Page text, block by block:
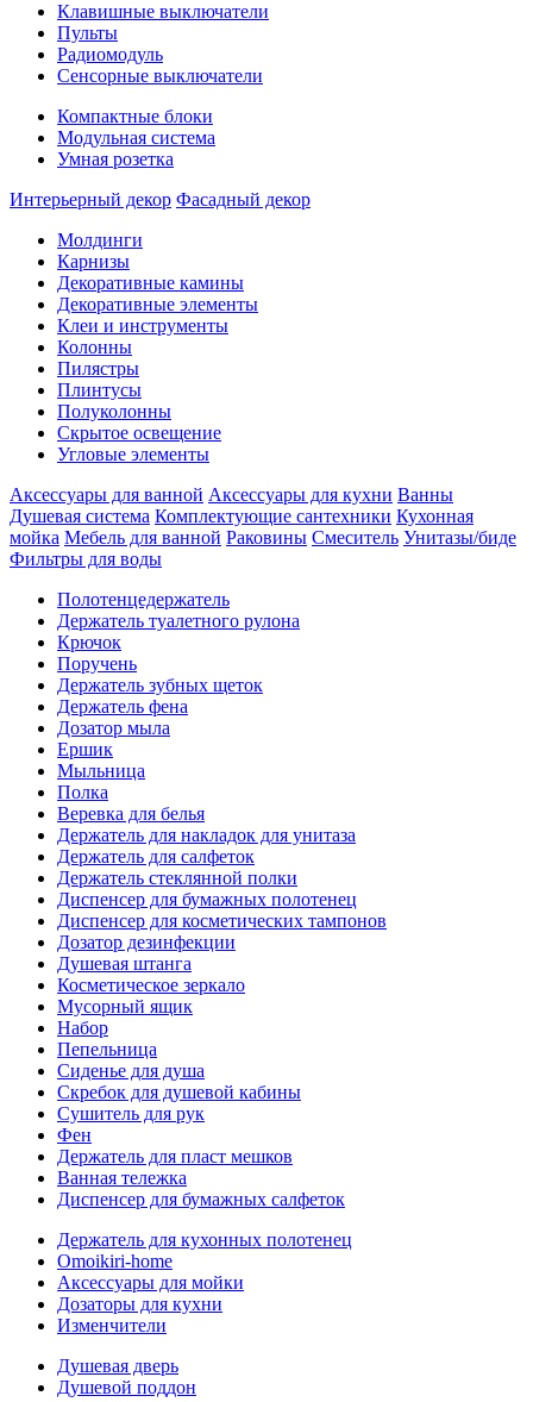
Клавишные выключатели
Пульты
Радиомодуль
Сенсорные выключатели
Компактные блоки
Модульная система
Умная розетка
Интерьерный декор Фасадный декор
Молдинги
Карнизы
Декоративные камины
Декоративные элементы
Клеи и инструменты
Колонны
Пилястры
Плинтусы
Полуколонны
Скрытое освещение
Угловые элементы
Аксессуары для ванной Аксессуары для кухни Ванны
Душевая система Комплектующие сантехники Кухонная
мойка Мебель для ванной Раковины Смеситель Унитазы/биде
Фильтры для воды
Полотенцедержатель
Держатель туалетного рулона
Крючок
Поручень
Держатель зубных щеток
Держатель фена
Дозатор мыла
Eршик
Мыльница
Полка
Веревка для белья
Держатель для накладок для унитаза
Держатель для салфеток
Держатель стеклянной полки
Диспенсер для бумажных полотенец
Диспенсер для косметических тампонов
Дозатор дезинфекции
Душевая штанга
Косметическое зеркало
Мусорный ящик
Набор
Пепельница
Сиденье для душа
Скребок для душевой кабины
Сушитель для рук
Фен
Держатель для пласт мешков
Ванная тележка
Диспенсер для бумажных салфеток
Держатель для кухонных полотенец
Omoikiri-home
Аксессуары для мойки
Дозаторы для кухни
Изменчители
Душевая дверь
Душевой поддон